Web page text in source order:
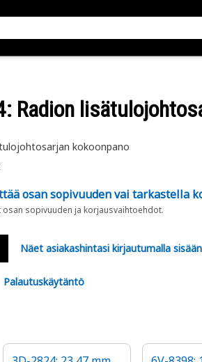
: Radion
kokoonpano
osan sopivuuden vai tarkastella
osan sopivuuden ja korjausvaihtoehdot.
Näet asiakashintasi kirjautumalla sisään
Palautuskäytäntö